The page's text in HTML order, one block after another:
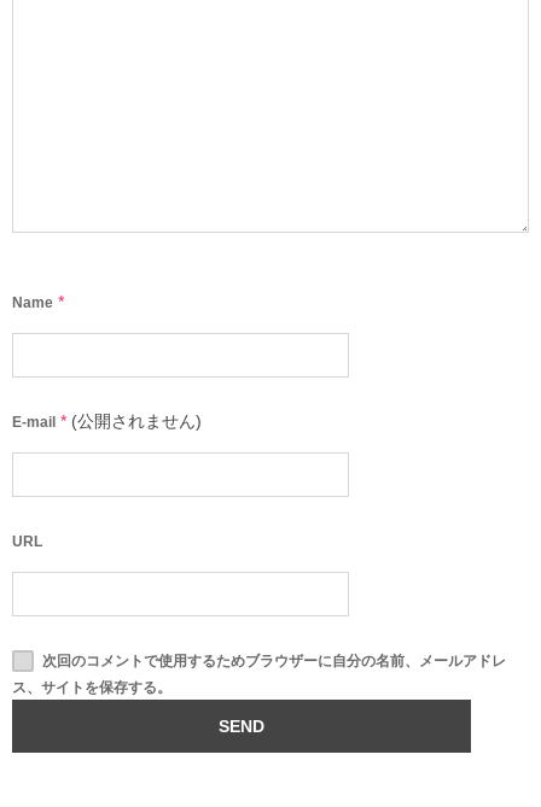
Name *
E-mail * (公開されません)
URL
次回のコメントで使用するためブラウザーに自分の名前、メールアドレ
ス、サイトを保存する。